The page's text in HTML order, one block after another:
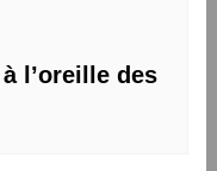
l’oreille des